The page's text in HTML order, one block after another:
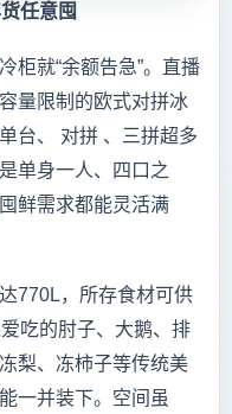
任意囤
柜就“余额告急”。直播
量限制的欧式对拼冰
台、 对拼 、三拼超多
单身一人、四口之
鲜需求都能灵活满
770L，所存食材可供
吃的肘子、大鹅、排
梨、冻柿子等传统美
一并装下。空间虽